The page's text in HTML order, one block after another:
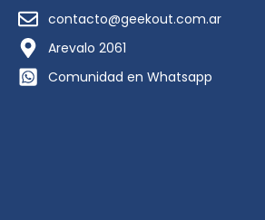
contacto@geekout.com.ar
Arevalo 2061
Comunidad en Whatsapp